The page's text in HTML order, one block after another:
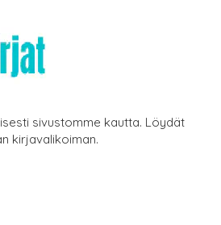
sivustomme kautta. Löydät
kirjavalikoiman.